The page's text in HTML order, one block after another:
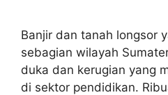
Banjir dan tanah longsor
sebagian wilayah
duka dan kerugian yang
di sektor pendidikan.